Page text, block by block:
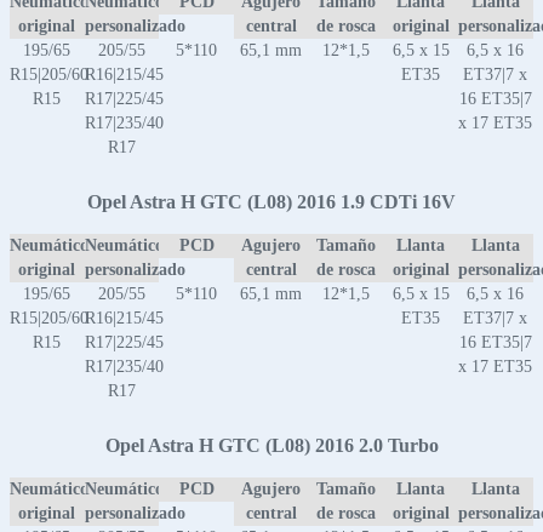
original personalizado
central
de rosca
original
195/65
R15|205/60
R15
205/55
R16|215/45
R17|225/45
R17|235/40
R17
5*110 65,1 mm 12*1,5
6,5 x 15
ET35
6,5 x 16
ET37|7 x
16 ET35|7
x 17 ET35
Opel Astra H GTC (L08) 2016 1.9 CDTi 16V
Neumático
original
Neumático
personalizado
PCD
Agujero
central
Tamaño
de rosca
Llanta
original
Llanta
195/65
R15|205/60
R15
205/55
R16|215/45
R17|225/45
R17|235/40
R17
5*110 65,1 mm 12*1,5
6,5 x 15
ET35
6,5 x 16
ET37|7 x
16 ET35|7
x 17 ET35
Opel Astra H GTC (L08) 2016 2.0 Turbo
Neumático
original
Neumático
personalizado
PCD
Agujero
central
Tamaño
de rosca
Llanta
original
Llanta